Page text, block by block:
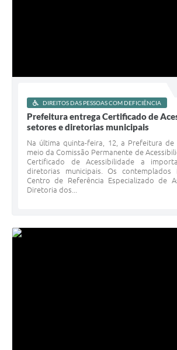
DIREITOS DAS PESSOAS COM DEFICIÊNCIA
Prefeitura entrega Certificado de
setores e diretorias municipais
Na última quinta-feira, 12, a Prefeitura de
meio da Comissão Permanente de
Certificado de Acessibilidade a
diretorias municipais. Os contemplados
Centro de Referência Especializado de
Diretoria dos...